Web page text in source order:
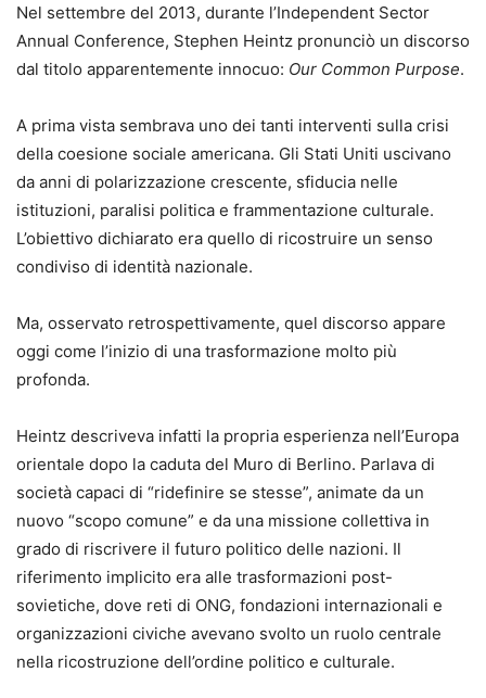
Nel settembre del 2013, durante l’Independent Sector
Annual Conference, Stephen Heintz pronunciò un discorso
dal titolo apparentemente innocuo: Our Common Purpose.
A prima vista sembrava uno dei tanti interventi sulla crisi
della coesione sociale americana. Gli Stati Uniti uscivano
da anni di polarizzazione crescente, sfiducia nelle
istituzioni, paralisi politica e frammentazione culturale.
L’obiettivo dichiarato era quello di ricostruire un senso
condiviso di identità nazionale.
Ma, osservato retrospettivamente, quel discorso appare
oggi come l’inizio di una trasformazione molto più
profonda.
Heintz descriveva infatti la propria esperienza nell’Europa
orientale dopo la caduta del Muro di Berlino. Parlava di
società capaci di “ridefinire se stesse”, animate da un
nuovo “scopo comune” e da una missione collettiva in
grado di riscrivere il futuro politico delle nazioni. Il
riferimento implicito era alle trasformazioni post-
sovietiche, dove reti di ONG, fondazioni internazionali e
organizzazioni civiche avevano svolto un ruolo centrale
nella ricostruzione dell’ordine politico e culturale.